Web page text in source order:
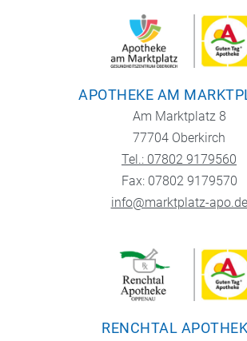
APOTHEKE AM
Am Marktplatz 8
77704 Oberkirch
Tel.: 07802 9179560
Fax: 07802 9179570
info@marktplatz-apo.de
RENCHTAL